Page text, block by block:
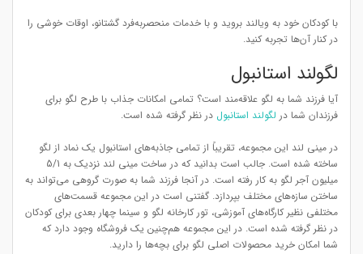
با کودکان خود به ویالند بروید و با خدمات منحصربه‌فرد گشتانو، اوقات خوشی را
در کنار آن‌ها تجربه کنید.
لگولند استانبول
آیا فرزند شما به لگو علاقه‌مند است؟ تمامی امکانات جذاب با طرح لگو برای
فرزندان شما در لگولند استانبول در نظر گرفته شده است.
در مینی لند این مجموعه، تقریباً از تمامی جاذبه‌های استانبول یک نماد از لگو
ساخته شده است. جالب است بدانید که در ساخت مینی لند نزدیک به 5/1
میلیون آجر لگو به کار رفته است. در آنجا فرزند شما به صورت گروهی می‌تواند به
ساختن سازه‌های مختلف بپردازد. گفتنی است در این مجموعه قسمت‌های
مختلفی نظیر کارگاه‌های آموزشی، تور کارخانه لگو و سینما چهار بعدی برای کودکان
در نظر گرفته شده است. در این مجموعه هم‌چنین یک فروشگاه وجود دارد که
شما امکان خرید محصولات اصلی لگو برای بچه‌ها را دارید.